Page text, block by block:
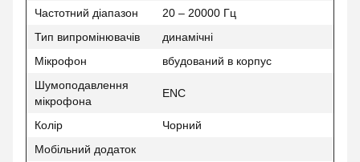
Частотний діапазон
20 – 20000 Гц
Тип випромінювачів
динамічні
Мікрофон
вбудований в корпус
Шумоподавлення
мікрофона
ENC
Колір
Чорний
Мобільний додаток